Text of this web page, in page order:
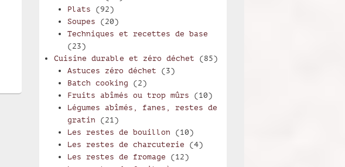
Plats (92)
Soupes (20)
Techniques et recettes de base
(23)
Cuisine durable et zéro déchet (85)
Astuces zéro déchet (3)
Batch cooking (2)
Fruits abîmés ou trop mûrs (10)
Légumes abîmés, fanes, restes de
gratin (21)
Les restes de bouillon (10)
Les restes de charcuterie (4)
Les restes de fromage (12)